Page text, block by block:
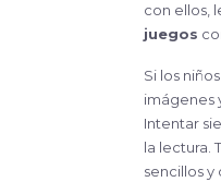
con ellos,
juegos
Si los
imágenes
Intentar
la lectura.
sencillos